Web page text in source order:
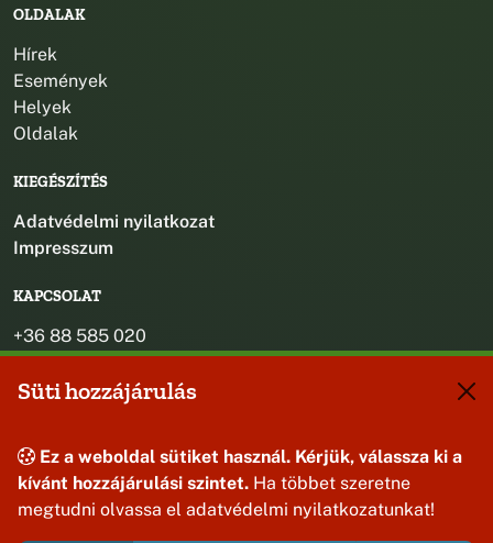
OLDALAK
Hírek
Események
Helyek
Oldalak
KIEGÉSZÍTÉS
Adatvédelmi nyilatkozat
Impresszum
KAPCSOLAT
+36 88 585 020
+36 30 442 8024
titkarsag@bakonybel.hu
8427 Bakonybél, Pápai u. 7.
Süti hozzájárulás
Ez a weboldal sütiket használ. Kérjük, válassza ki a
kívánt hozzájárulási szintet. Ha többet szeretne
megtudni olvassa el adatvédelmi nyilatkozatunkat!